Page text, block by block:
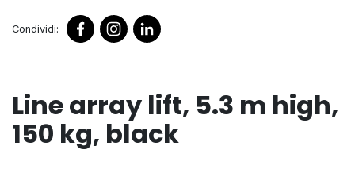
Condividi:
Line array lift, 5.3 m high,
150 kg, black